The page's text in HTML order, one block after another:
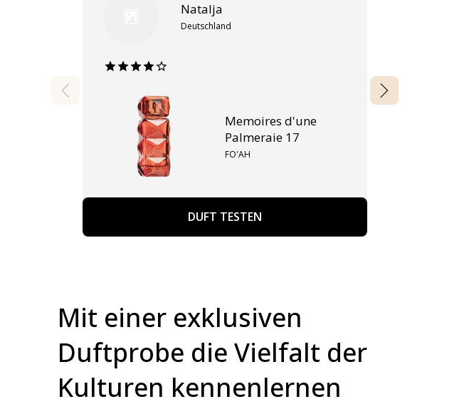
Natalja
Deutschland
Memoires d'une
Palmeraie 17
FO'AH
DUFT TESTEN
Mit einer exklusiven
Duftprobe die Vielfalt der
Kulturen kennenlernen